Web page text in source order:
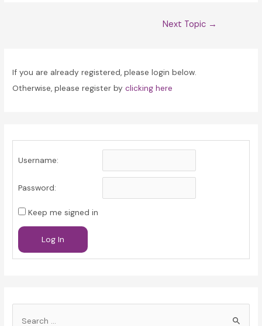
Next Topic →
If you are already registered, please login below.
Otherwise, please register byclicking here
Username:
Password:
Keep me signed in
Log In